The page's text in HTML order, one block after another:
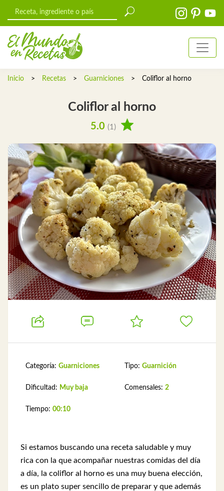
Inicio > Recetas > Guarniciones > Coliflor al horno
Coliflor al horno
5.0 (1)
Categoría: Guarniciones
Dificultad: Muy baja
Tiempo: 00:10
Tipo: Guarnición
Comensales: 2
Si estamos buscando una receta saludable y muy
rica con la que acompañar nuestras comidas del día
a día, la coliflor al horno es una muy buena elección,
es un plato super sencillo de preparar y que además